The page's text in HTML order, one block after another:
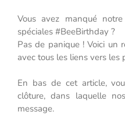
Vous avez manqué
spéciales #BeeBirthday ?
Pas de panique ! Voici un
avec tous les liens vers les
En bas de cet article,
clôture, dans laquelle
message.